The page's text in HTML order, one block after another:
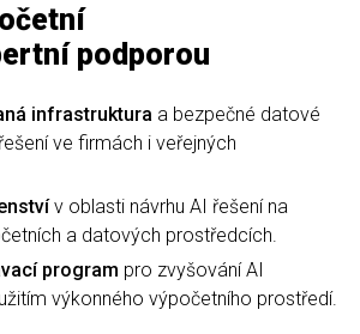
podporou
infrastruktura a bezpečné datové
ve firmách i veřejných
v oblasti návrhu AI řešení na
a datových prostředcích.
program pro zvyšování AI
výkonného výpočetního prostředí.